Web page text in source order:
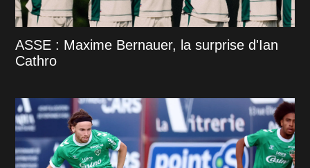
ASSE : Maxime Bernauer, la surprise d'Ian
Cathro